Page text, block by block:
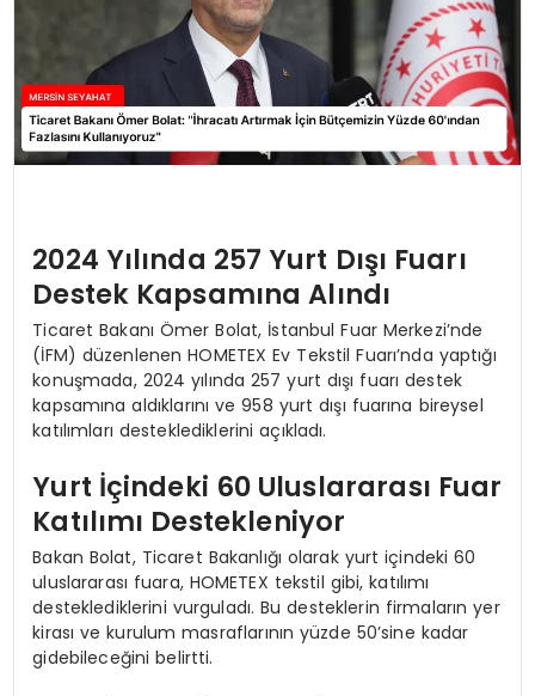
2024 Yılında 257 Yurt Dışı Fuarı
Destek Kapsamına Alındı
Ticaret Bakanı Ömer Bolat, İstanbul Fuar Merkezi’nde
(İFM) düzenlenen HOMETEX Ev Tekstil Fuarı’nda yaptığı
konuşmada, 2024 yılında 257 yurt dışı fuarı destek
kapsamına aldıklarını ve 958 yurt dışı fuarına bireysel
katılımları desteklediklerini açıkladı.
Yurt İçindeki 60 Uluslararası Fuar
Katılımı Destekleniyor
Bakan Bolat, Ticaret Bakanlığı olarak yurt içindeki 60
uluslararası fuara, HOMETEX tekstil gibi, katılımı
desteklediklerini vurguladı. Bu desteklerin firmaların yer
kirası ve kurulum masraflarının yüzde 50’sine kadar
gidebileceğini belirtti.